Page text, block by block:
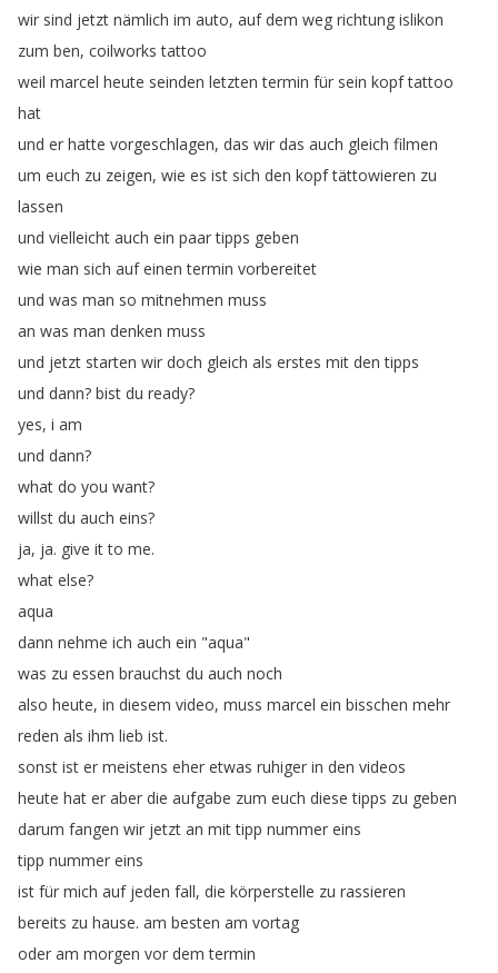
wir sind jetzt nämlich im auto, auf dem weg richtung islikon
zum ben, coilworks tattoo
weil marcel heute seinden letzten termin für sein kopf tattoo
hat
und er hatte vorgeschlagen, das wir das auch gleich filmen
um euch zu zeigen, wie es ist sich den kopf tättowieren zu
lassen
und vielleicht auch ein paar tipps geben
wie man sich auf einen termin vorbereitet
und was man so mitnehmen muss
an was man denken muss
und jetzt starten wir doch gleich als erstes mit den tipps
und dann? bist du ready?
yes, i am
und dann?
what do you want?
willst du auch eins?
ja, ja. give it to me.
what else?
aqua
dann nehme ich auch ein "aqua"
was zu essen brauchst du auch noch
also heute, in diesem video, muss marcel ein bisschen mehr
reden als ihm lieb ist.
sonst ist er meistens eher etwas ruhiger in den videos
heute hat er aber die aufgabe zum euch diese tipps zu geben
darum fangen wir jetzt an mit tipp nummer eins
tipp nummer eins
ist für mich auf jeden fall, die körperstelle zu rassieren
bereits zu hause. am besten am vortag
oder am morgen vor dem termin